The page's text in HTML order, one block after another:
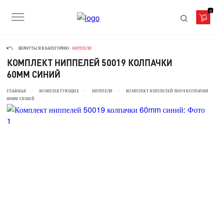
0
ВЕРНУТЬСЯ В КАТЕГОРИЮ - НИППЕЛИ
КОМПЛЕКТ НИППЕЛЕЙ 50019 КОЛПАЧКИ
60MM СИНИЙ
ГЛАВНАЯ КОМПЛЕКТУЮЩИЕ НИППЕЛИ
КОМПЛЕКТ НИППЕЛЕЙ 50019 КОЛПАЧКИ
60MM СИНИЙ